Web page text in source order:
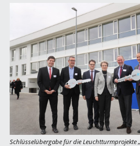
Schlüsselübergabe für die Leuchtturmprojekte